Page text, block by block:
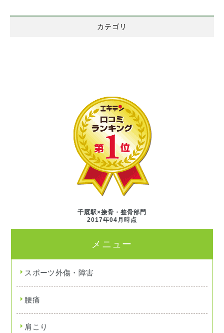
カテゴリ
千厩駅×接骨・整骨部門
2017年04月時点
メニュー
スポーツ外傷・障害
腰痛
肩こり